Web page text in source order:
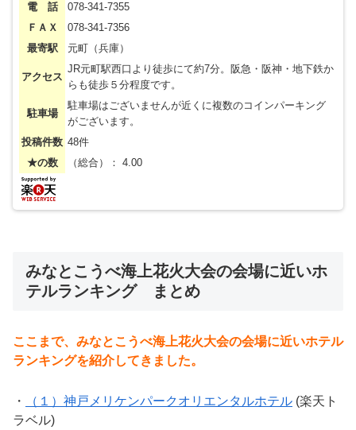
電 話
078-341-7355
ＦＡＸ
078-341-7356
最寄駅
元町（兵庫）
アクセス
JR元町駅西口より徒歩にて約7分。阪急・阪神・地下鉄か
らも徒歩５分程度です。
駐車場
駐車場はございませんが近くに複数のコインパーキング
がございます。
投稿件数 48件
★の数
（総合）： 4.00
みなとこうべ海上花火大会の会場に近いホ
テルランキング まとめ
ここまで、みなとこうべ海上花火大会の会場に近いホテル
ランキングを紹介してきました。
・ （１）神戸メリケンパークオリエンタルホテル (楽天ト
ラベル)